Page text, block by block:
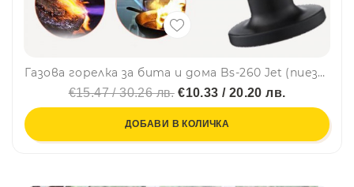
Газова горелка за бита и дома Bs-260 Jet (пиезо запалване)
€15.47 / 30.26 лв.€10.33 / 20.20 лв.
ДОБАВИ В КОЛИЧКА